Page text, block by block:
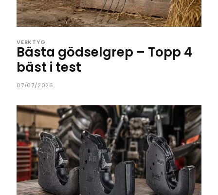
VERKTYG
Bästa gödselgrep – Topp 4
bäst i test
07/07/2026